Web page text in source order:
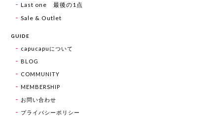
Last one 最後の1点
Sale & Outlet
GUIDE
capucapuについて
BLOG
COMMUNITY
MEMBERSHIP
お問い合わせ
プライバシーポリシー